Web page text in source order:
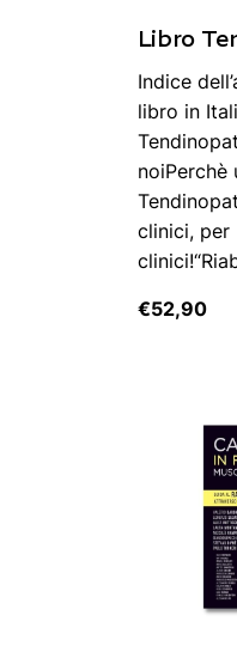
Libro
Indice
libro in
noiPerchè
clinici, per
€52,90